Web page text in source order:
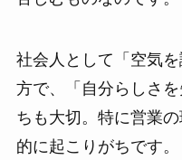
社会人として「空気
方で、「自分らしさ
ちも大切。特に営業
的に起こりがちです。